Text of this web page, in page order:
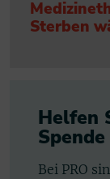
Sterben
Helfen
Spende
Bei PRO